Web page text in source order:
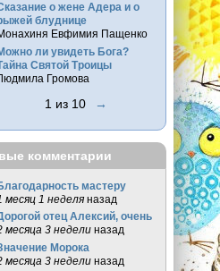
о жене Адера и о
блуднице
Евфимия Пащенко
ли увидеть Бога?
Святой Троицы
Громова
1 из 10 →
комментарии
мастеру
месяц 1 неделяназад
отец Алексий, очень
месяца 3 неделиназад
Морока
месяца 3 неделиназад